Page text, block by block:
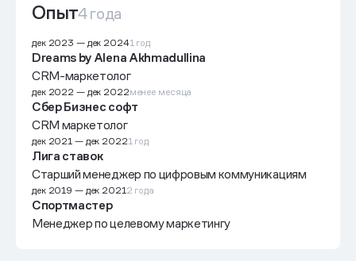
Опыт4 года
дек 2023 —дек 20241 год
Dreams by Alena Akhmadullina
CRM-маркетолог
дек 2022—дек 2022менее месяца
Сбер Бизнес софт
CRM маркетолог
дек 2021—дек 20221 год
Лига ставок
Старший менеджер по цифровым коммуникациям
дек 2019 —дек 20212 года
Спортмастер
Менеджер по целевому маркетингу